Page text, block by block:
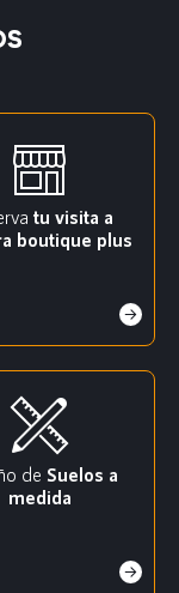
tu visita a
boutique plus
de Suelos a
medida